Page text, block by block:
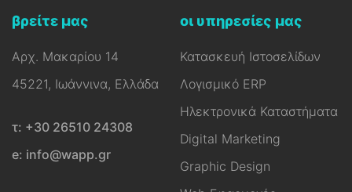
βρείτε μας
Αρχ. Μακαρίου 14
45221, Ιωάννινα, Ελλάδα
τ: +30 26510 24308
e: info@wapp.gr
οι υπηρεσίες μας
Κατασκευή Ιστοσελίδων
Λογισμικό ERP
Ηλεκτρονικά Καταστήματα
Digital Marketing
Graphic Design